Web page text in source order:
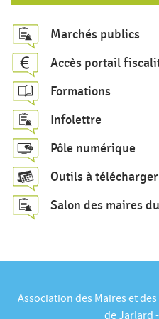
e
c
h
e
r
c
h
e
Marchés publics
Accès portail
Formations
Infolettre
Pôle numérique
Outils à télécharger
Salon des maires
Association des Maires et
de Jarlard